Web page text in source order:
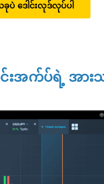
ဒေါင်းလုဒ်လုပ်ပါ
င်းအက်ပ်ရဲ့ အာ